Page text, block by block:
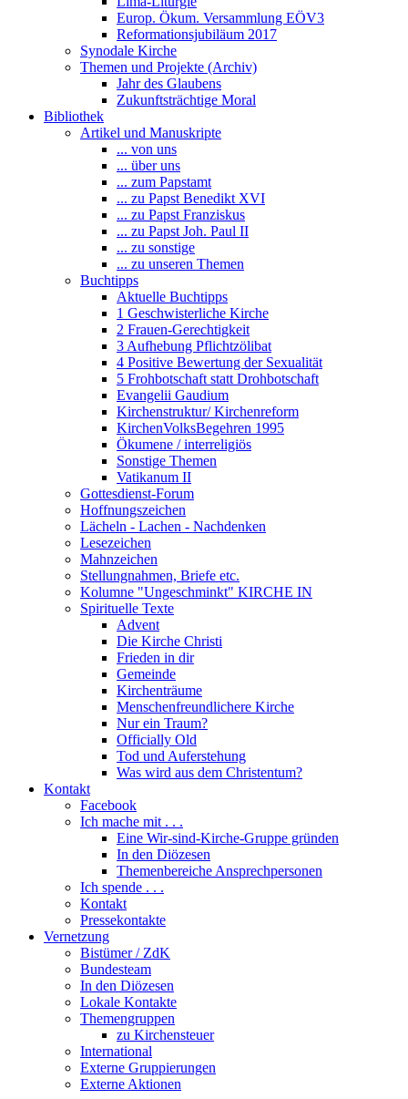
Europ. Ökum. Versammlung EÖV3
Reformationsjubiläum 2017
Synodale Kirche
Themen und Projekte (Archiv)
Jahr des Glaubens
Zukunftsträchtige Moral
Bibliothek
Artikel und Manuskripte
... von uns
... über uns
... zum Papstamt
... zu Papst Benedikt XVI
... zu Papst Franziskus
... zu Papst Joh. Paul II
... zu sonstige
... zu unseren Themen
Buchtipps
Aktuelle Buchtipps
1 Geschwisterliche Kirche
2 Frauen-Gerechtigkeit
3 Aufhebung Pflichtzölibat
4 Positive Bewertung der Sexualität
5 Frohbotschaft statt Drohbotschaft
Evangelii Gaudium
Kirchenstruktur/ Kirchenreform
KirchenVolksBegehren 1995
Ökumene / interreligiös
Sonstige Themen
Vatikanum II
Gottesdienst-Forum
Hoffnungszeichen
Lächeln - Lachen - Nachdenken
Lesezeichen
Mahnzeichen
Stellungnahmen, Briefe etc.
Kolumne "Ungeschminkt" KIRCHE IN
Spirituelle Texte
Advent
Die Kirche Christi
Frieden in dir
Gemeinde
Kirchenträume
Menschenfreundlichere Kirche
Nur ein Traum?
Officially Old
Tod und Auferstehung
Was wird aus dem Christentum?
Kontakt
Facebook
Ich mache mit . . .
Eine Wir-sind-Kirche-Gruppe gründen
In den Diözesen
Themenbereiche Ansprechpersonen
Ich spende . . .
Kontakt
Pressekontakte
Vernetzung
Bistümer / ZdK
Bundesteam
In den Diözesen
Lokale Kontakte
Themengruppen
zu Kirchensteuer
International
Externe Gruppierungen
Externe Aktionen